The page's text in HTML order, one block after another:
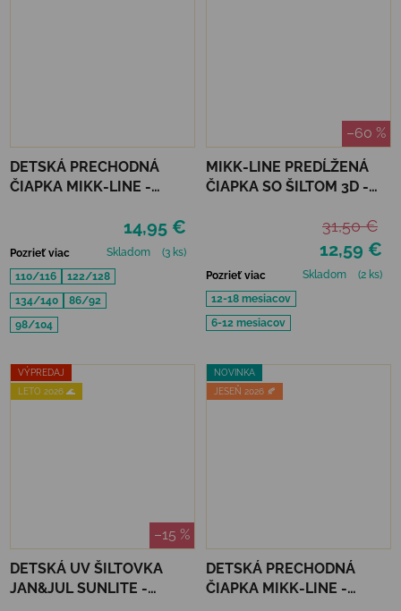
DETSKÁ PRECHODNÁ
ČIAPKA MIKK-LINE -
14,95 €
Pozrieť viac Skladom
(3 ks)
110/116
122/128
134/140
86/92
98/104
–60 %
MIKK-LINE PREDĹŽENÁ
ČIAPKA SO ŠILTOM 3D -
12,59 €
31,50 €
Pozrieť viac Skladom
(2 ks)
12-18 mesiacov
6-12 mesiacov
VÝPREDAJ
LETO 2026 🌊
–15 %
DETSKÁ UV ŠILTOVKA
JAN&JUL SUNLITE -
NOVINKA
JESEŇ 2026 🍂
DETSKÁ PRECHODNÁ
ČIAPKA MIKK-LINE -